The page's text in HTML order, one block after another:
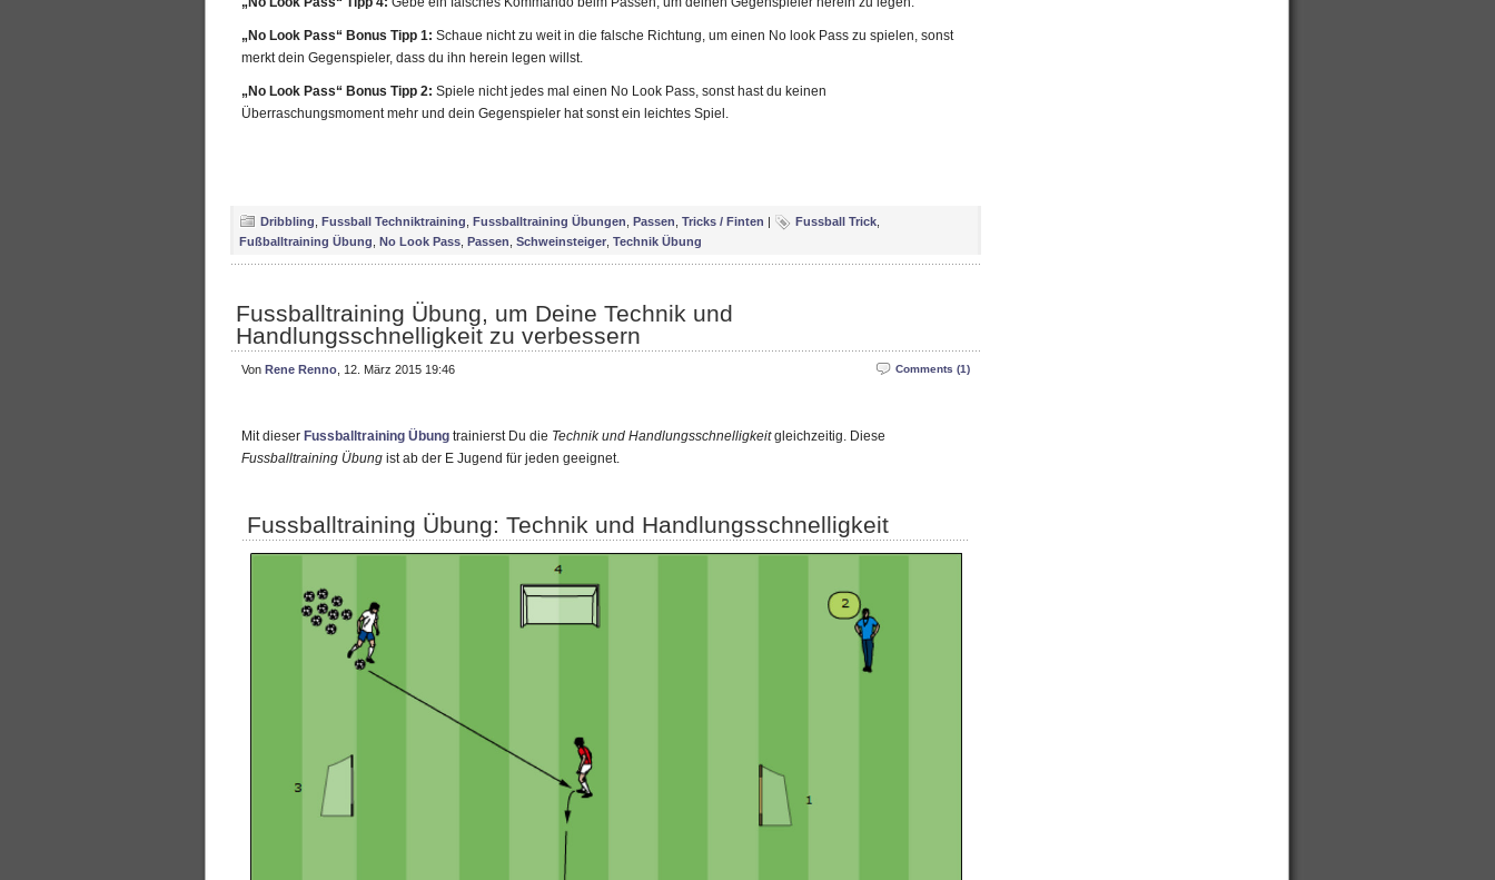
„No Look Pass“ Bonus Tipp 1: Schaue nicht zu weit in die falsche Richtung, um einen No look Pass zu spielen, sonst
merkt dein Gegenspieler, dass du ihn herein legen willst.
„No Look Pass“ Bonus Tipp 2: Spiele nicht jedes mal einen No Look Pass, sonst hast du keinen
Überraschungsmoment mehr und dein Gegenspieler hat sonst ein leichtes Spiel.
Dribbling, Fussball Techniktraining, Fussballtraining Übungen, Passen, Tricks / Finten Fussball Trick,
Fußballtraining Übung, No Look Pass, Passen, Schweinsteiger, Technik Übung
Fussballtraining Übung, um Deine Technik und
Handlungsschnelligkeit zu verbessern
Comments (1)
Von Rene Renno, 12. März 2015 19:46
Mit dieser Fussballtraining Übung trainierst Du die Technik und Handlungsschnelligkeitgleichzeitig. Diese
Fussballtraining Übung ist ab der E Jugend für jeden geeignet.
Fussballtraining Übung: Technik und Handlungsschnelligkeit